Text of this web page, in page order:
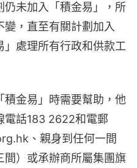
仍未加入「積金易」，所
變，直至有關計劃加入
處理所有行政和供款工
積金易」時需要幫助，他
電話183 2622和電郵
、親身到任何一間
間）或承辦商所屬集團旗